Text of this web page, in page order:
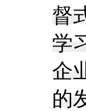
督
学
企
的